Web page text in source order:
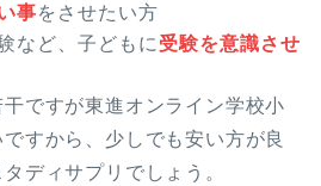
事をさせたい方
など、子どもに 受験を意識させ
ですが東進オンライン学校小
すから、少しでも安い方が良
ディサプリでしょう。